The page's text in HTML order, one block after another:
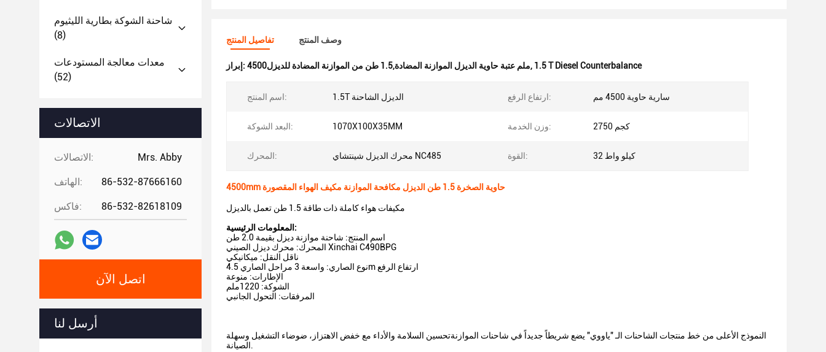
شاحنة الشوكة بطارية الليثيوم
(8)
معدات معالجة المستودعات
(52)
الاتصالات
الاتصالات: Mrs. Abby
الهاتف: 86-532-87666160
فاكس: 86-532-82618109
اتصل الآن
أرسل لنا
تفاصيل المنتج وصف المنتج
إبراز: 4500ملم عتبة حاوية الديزل الموازنة المضادة,1.5 طن من الموازنة المضادة للديزل, 1.5 T Diesel Counterbalance
اسم المنتج: 1.5T الديزل الشاحنة ارتفاع الرفع: سارية حاوية 4500 مم
البعد الشوكة: 1070X100X35MM وزن الخدمة: 2750 كجم
المحرك: محرك الديزل شينتشاي NC485 القوة: 32 كيلو واط
4500mm حاوية الصخرة 1.5 طن الديزل مكافحة الموازنة مكيف الهواء المقصورة
مكيفات هواء كاملة ذات طاقة 1.5 طن تعمل بالديزل
المعلومات الرئيسية:
اسم المنتج: شاحنة موازنة ديزل بقيمة 2.0 طن
المحرك: محرك ديزل الصيني Xinchai C490BPG
ناقل النقل: ميكانيكي
نوع الصاري: واسعة 3 مراحل الصاري 4.5m ارتفاع الرفع
الإطارات: منوعة
الشوكة: 1220ملم
المرفقات: التحول الجانبي
النموذج الأعلى من خط منتجات الشاحنات الـ "ياووي" يضع شريطاً جديداً في شاحنات الموازنةتحسين السلامة والأداء مع خفض الاهتزاز، ضوضاء التشغيل وسهلة
الصيانة.